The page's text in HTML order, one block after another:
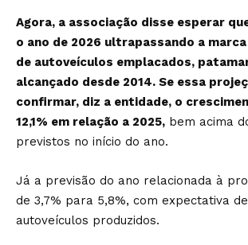
Agora, a associação disse esperar
o ano de 2026 ultrapassando a
de autoveículos emplacados,
alcançado desde 2014. Se essa
confirmar, diz a entidade, o
12,1% em relação a 2025, bem acima
previstos no início do ano.
Já a previsão do ano relacionada à
de 3,7% para 5,8%, com expectativa
autoveículos produzidos.